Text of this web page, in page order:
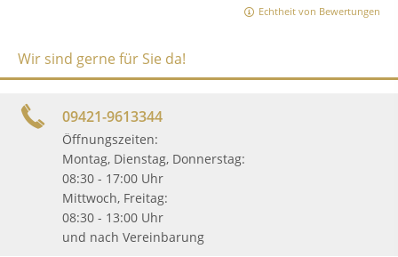
Echtheit von Bewertungen
Wir sind gerne für Sie da!
09421-9613344
Öffnungszeiten:
Montag, Dienstag, Donnerstag:
08:30 - 17:00 Uhr
Mittwoch, Freitag:
08:30 - 13:00 Uhr
und nach Vereinbarung